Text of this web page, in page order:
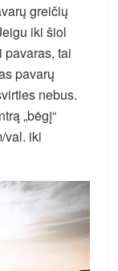
greičių
iki šiol
pavaras, tai
pavarų
nebus.
„bėgį“
val. iki